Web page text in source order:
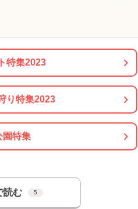
特集2023
り特集2023
園特集
読む 5